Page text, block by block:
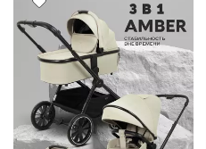
16%